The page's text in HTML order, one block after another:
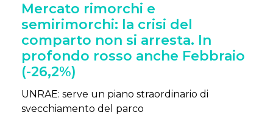
Mercato rimorchi e
semirimorchi: la crisi del
comparto non si arresta. In
profondo rosso anche Febbraio
(-26,2%)
UNRAE: serve un piano straordinario di
svecchiamento del parco